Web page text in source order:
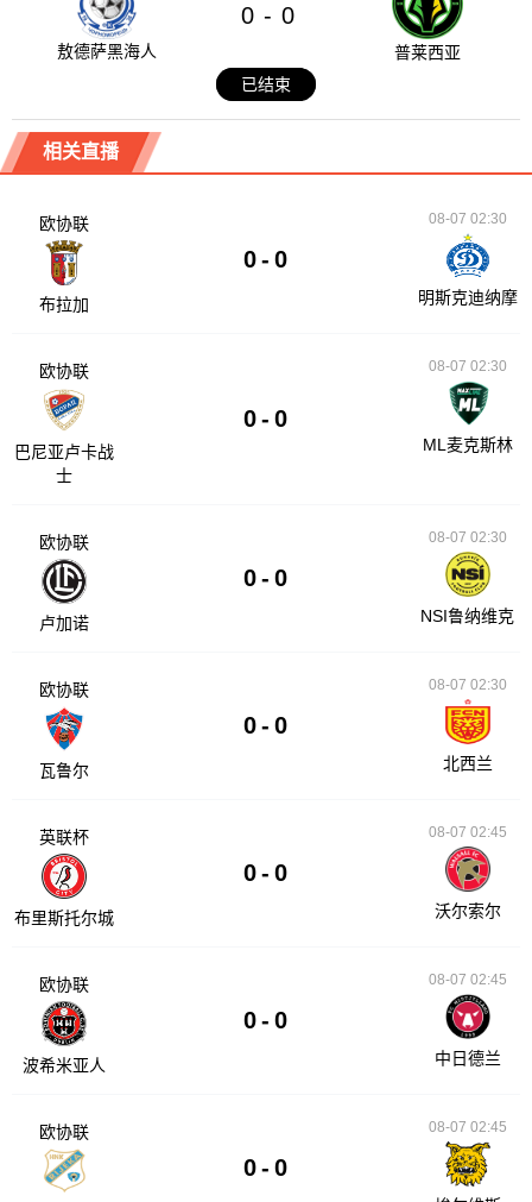
敖德萨黑海人
0 - 0
普莱西亚
已结束
相关直播
欧协联
布拉加
0 - 0
08-07 02:30
明斯克迪纳摩
欧协联
巴尼亚卢卡战
士
0 - 0
08-07 02:30
ML麦克斯林
欧协联
卢加诺
0 - 0
08-07 02:30
NSI鲁纳维克
欧协联
瓦鲁尔
0 - 0
08-07 02:30
北西兰
英联杯
布里斯托尔城
0 - 0
08-07 02:45
沃尔索尔
欧协联
波希米亚人
0 - 0
08-07 02:45
中日德兰
欧协联
0 - 0
08-07 02:45